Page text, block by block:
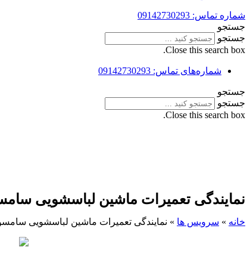
شماره‌ تماس: 09142730293
جستجو
جستجو
Close this search box.
شماره‌های تماس: 09142730293
جستجو
جستجو
Close this search box.
نمایندگی تعمیرات ماشین لباسشویی
خانه » سرویس ها » نمایندگی تعمیرات ماشین لباسشویی